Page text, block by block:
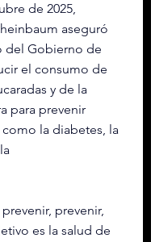
de 2025,
aseguró
del Gobierno de
el consumo de
y de la
para prevenir
la diabetes, la
prevenir,
es la salud de